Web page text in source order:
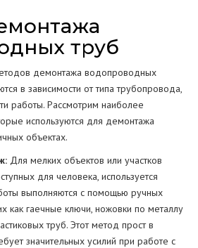
труб
демонтажа водопроводных
в зависимости от типа трубопровода,
работы. Рассмотрим наиболее
используются для демонтажа
объектах.
Для мелких объектов или участков
для человека, используется
выполняются с помощью ручных
как гаечные ключи, ножовки по металлу
труб. Этот метод прост в
значительных усилий при работе с